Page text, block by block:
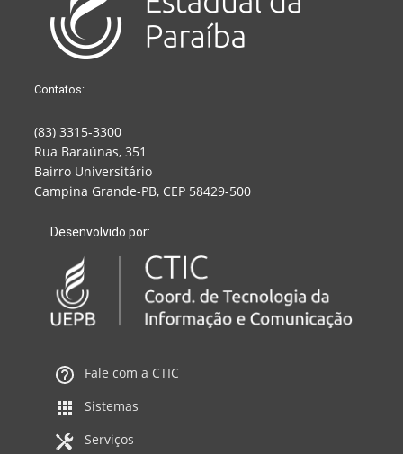
Contatos:
(83) 3315-3300
Rua Baraúnas, 351
Bairro Universitário
Campina Grande-PB, CEP 58429-500
Desenvolvido por:
Fale com a CTIC
Sistemas
Serviços